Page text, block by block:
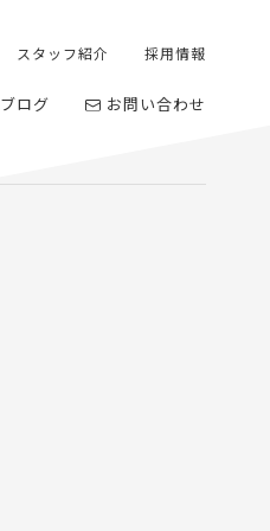
スタッフ紹介 採用情報
ブログ お問い合わせ